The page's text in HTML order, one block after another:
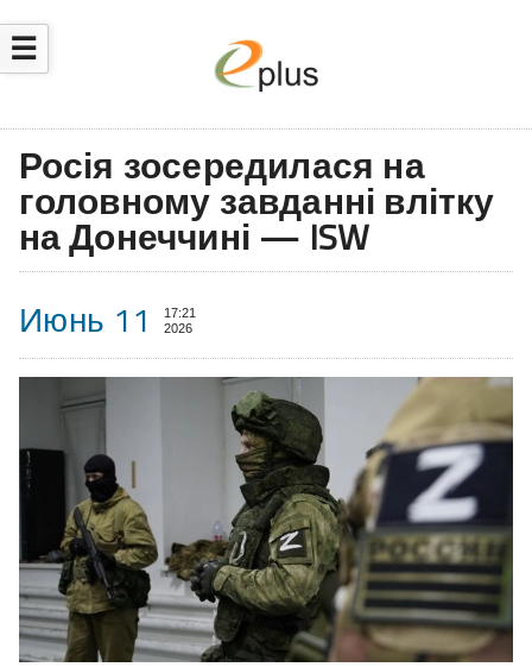
☰
Росія зосередилася на
головному завданні влітку
на Донеччині — ISW
Июнь 11
17:21
2026